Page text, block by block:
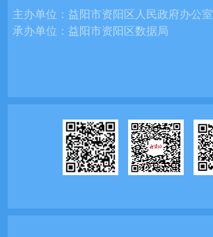
主办单位：益阳市资阳区人民政府办公室
承办单位：益阳市资阳区数据局